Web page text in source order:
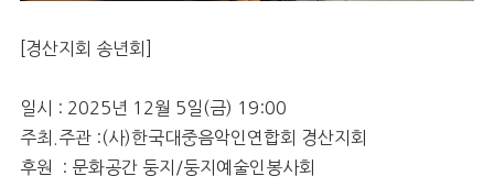
[경산지회 송년회]
일시 : 2025년 12월 5일(금) 19:00
주최.주관 :(사)한국대중음악인연합회 경산지회
후원 : 문화공간 둥지/둥지예술인봉사회